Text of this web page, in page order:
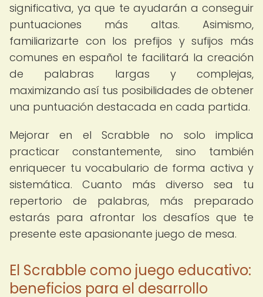
significativa, ya que te ayudarán a conseguir
puntuaciones más altas. Asimismo,
familiarizarte con los prefijos y sufijos más
comunes en español te facilitará la creación
de palabras largas y complejas,
maximizando así tus posibilidades de obtener
una puntuación destacada en cada partida.
Mejorar en el Scrabble no solo implica
practicar constantemente, sino también
enriquecer tu vocabulario de forma activa y
sistemática. Cuanto más diverso sea tu
repertorio de palabras, más preparado
estarás para afrontar los desafíos que te
presente este apasionante juego de mesa.
El Scrabble como juego educativo:
beneficios para el desarrollo